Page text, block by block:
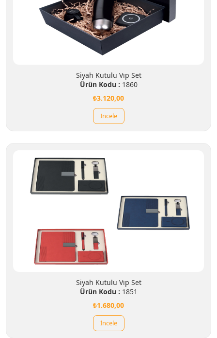
Siyah Kutulu Vıp Set
Ürün Kodu : 1860
₺3.120,00
İncele
Siyah Kutulu Vıp Set
Ürün Kodu : 1851
₺1.680,00
İncele